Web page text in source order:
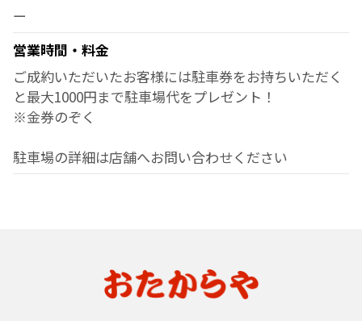
ー
営業時間・料金
ご成約いただいたお客様には駐車券をお持ちいただく
と最大1000円まで駐車場代をプレゼント！
※金券のぞく
駐車場の詳細は店舗へお問い合わせください